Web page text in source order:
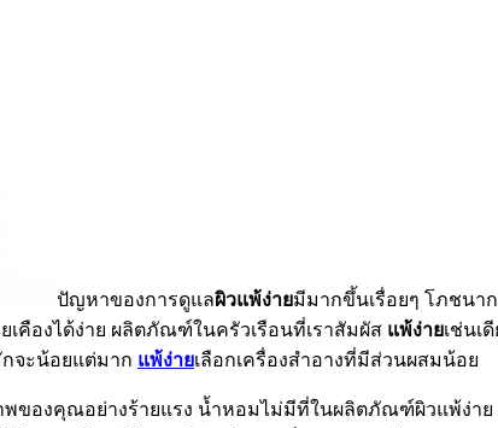
ปัญหาของการดูแลผิวแพ้ง่ายมีมากขึ้นเรื่อยๆ โภชนา
เคืองได้ง่าย ผลิตภัณฑ์ในครัวเรือนที่เราสัมผัส แพ้ง่ายเช่นเ
จะน้อยแต่มาก แพ้ง่ายเลือกเครื่องสำอางที่มีส่วนผสมน้อย
ของคุณอย่างร้ายแรง น้ำหอมไม่มีที่ในผลิตภัณฑ์ผิวแพ้ง่าย